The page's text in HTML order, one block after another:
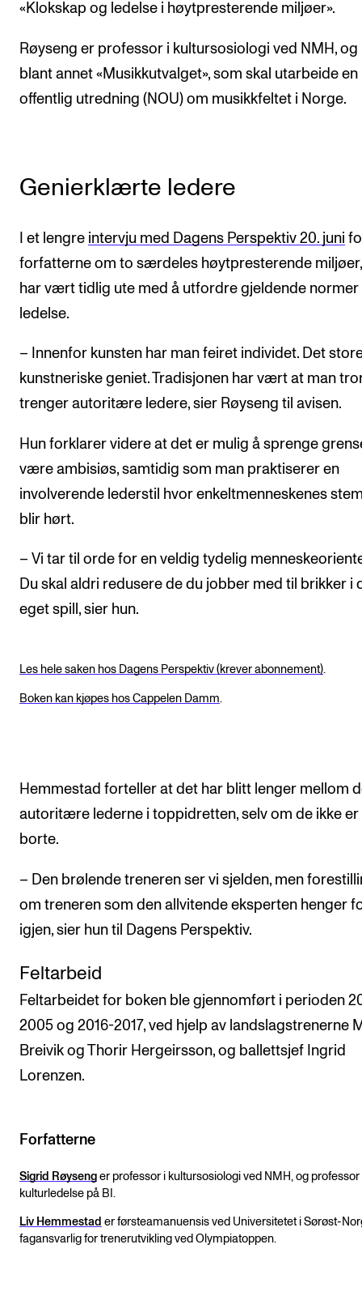
«Klokskap og ledelse i høytpresterende miljøer».
Røyseng er professor i kultursosiologi ved NMH, og
blant annet «Musikkutvalget», som skal utarbeide en
offentlig utredning (NOU) om musikkfeltet i Norge.
Genierklærte ledere
I et lengre intervju med Dagens Perspektiv 20. juni
forfatterne om to særdeles høytpresterende
har vært tidlig ute med å utfordre gjeldende
ledelse.
– Innenfor kunsten har man feiret individet. Det
kunstneriske geniet. Tradisjonen har vært at man
trenger autoritære ledere, sier Røyseng til avisen.
Hun forklarer videre at det er mulig å sprenge
være ambisiøs, samtidig som man praktiserer en
involverende lederstil hvor enkeltmenneskenes
blir hørt.
– Vi tar til orde for en veldig tydelig
Du skal aldri redusere de du jobber med til brikker i
eget spill, sier hun.
Les hele saken hos Dagens Perspektiv (krever abonnement).
Boken kan kjøpes hos Cappelen Damm.
Hemmestad forteller at det har blitt lenger mellom
autoritære lederne i toppidretten, selv om de ikke er
borte.
– Den brølende treneren ser vi sjelden, men
om treneren som den allvitende eksperten henger
igjen, sier hun til Dagens Perspektiv.
Feltarbeid
Feltarbeidet for boken ble gjennomført i perioden
2005 og 2016-2017, ved hjelp av landslagstrenerne
Breivik og Thorir Hergeirsson, og ballettsjef Ingrid
Lorenzen.
Forfatterne
Sigrid Røyseng er professor i kultursosiologi ved NMH, og professor
kulturledelse på BI.
Liv Hemmestad er førsteamanuensis ved Universitetet i Sørøst-
fagansvarlig for trenerutvikling ved Olympiatoppen.